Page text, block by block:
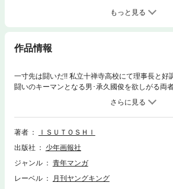
もっと見る
作品情報
一寸先は闘いだ!! 私立十禅寺高校にて理事長と好
闘いのキーマンとなる男･承久國俊を欲しがる両
らの手に!? それぞれの思惑が加速する! 美少女達
著者
ＩＳＵＴＯＳＨＩ
出版社
少年画報社
ジャンル
青年マンガ
レーベル
月刊ヤングキング